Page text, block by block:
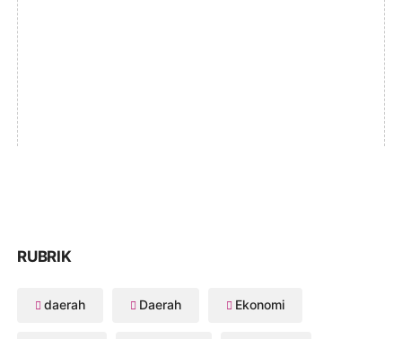
RUBRIK
daerah Daerah Ekonomi